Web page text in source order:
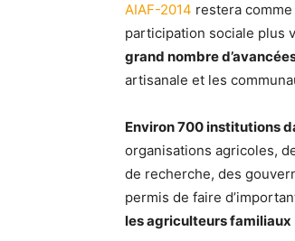
AIAF-2014 restera
participation sociale plus
grand nombre
artisanale et les
Environ 700 institutions
organisations agricoles,
de recherche, des
permis de faire
les agriculteurs familiaux